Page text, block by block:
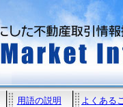
用語の説明 よくある